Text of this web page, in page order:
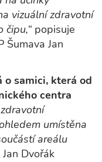
vizuální zdravotní
čipu,“ popisuje
Šumava Jan
o samici, která od
centra
umístěna
areálu
Dvořák